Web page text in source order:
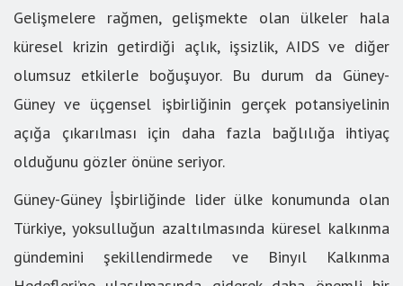
Gelişmelere rağmen, gelişmekte olan ülkeler hala
küresel krizin getirdiği açlık, işsizlik, AIDS ve diğer
olumsuz etkilerle boğuşuyor. Bu durum da Güney-
Güney ve üçgensel işbirliğinin gerçek potansiyelinin
açığa çıkarılması için daha fazla bağlılığa ihtiyaç
olduğunu gözler önüne seriyor.
Güney-Güney İşbirliğinde lider ülke konumunda olan
Türkiye, yoksulluğun azaltılmasında küresel kalkınma
gündemini şekillendirmede ve Binyıl Kalkınma